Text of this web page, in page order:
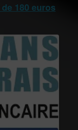
180 euros